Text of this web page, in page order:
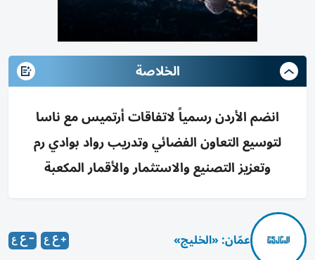
الخلاصة
انضم الأردن رسمياً لاتفاقات أرتميس مع ناسا
لتوسيع التعاون الفضائي وتدريب رواد بوادي رم
وتعزيز التصنيع والاستثمار والأقمار المكعبة
عمّان: «الخليج»